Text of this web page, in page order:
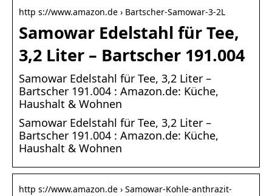
http s://www.amazon.de › Bartscher-Samowar-3-2L
Samowar Edelstahl für Tee,
3,2 Liter – Bartscher 191.004
Samowar Edelstahl für Tee, 3,2 Liter –
Bartscher 191.004 : Amazon.de: Küche,
Haushalt & Wohnen
Samowar Edelstahl für Tee, 3,2 Liter –
Bartscher 191.004 : Amazon.de: Küche,
Haushalt & Wohnen
http s://www.amazon.de › Samowar-Kohle-anthrazit-